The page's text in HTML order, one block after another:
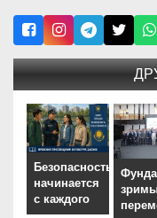
Безопасность
начинается
с каждого